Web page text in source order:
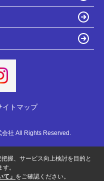
イトマップ
社 All Rights Reserved.
握、サービス向上検討を目的と
。
て」 をご確認ください。